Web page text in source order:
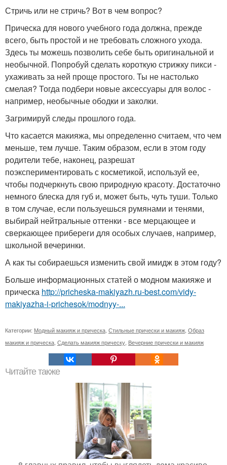
Стричь или не стричь? Вот в чем вопрос?
Прическа для нового учебного года должна, прежде
всего, быть простой и не требовать сложного ухода.
Здесь ты можешь позволить себе быть оригинальной и
необычной. Попробуй сделать короткую стрижку пикси -
ухаживать за ней проще простого. Ты не настолько
смелая? Тогда подбери новые аксессуары для волос -
например, необычные ободки и заколки.
Загримируй следы прошлого года.
Что касается макияжа, мы определенно считаем, что чем
меньше, тем лучше. Таким образом, если в этом году
родители тебе, наконец, разрешат
поэкспериментировать с косметикой, используй ее,
чтобы подчеркнуть свою природную красоту. Достаточно
немного блеска для губ и, может быть, чуть туши. Только
в том случае, если пользуешься румянами и тенями,
выбирай нейтральные оттенки - все мерцающее и
сверкающее прибереги для особых случаев, например,
школьной вечеринки.
А как ты собираешься изменить свой имидж в этом году?
Больше информационных статей о модном макияже и
прическа http://pricheska-makiyazh.ru-best.com/vidy-
makiyazha-i-prichesok/modnyy-...
Категории: Модный макияж и прическа Стильные прически и макияж Образ
макияж и прическа Сделать макияж прическу Вечерние прически и макияж
Читайте также